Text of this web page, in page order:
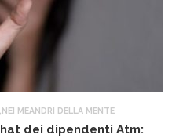
NEI MEANDRI DELLA MENTE
dei dipendenti Atm: